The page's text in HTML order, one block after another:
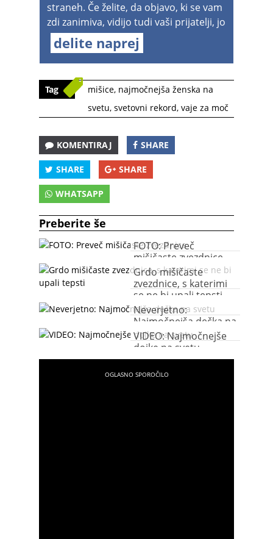
straneh. Če želite, da objavo, ki se vam
zdi zanimiva, vidijo tudi vaši prijatelji, jo
delite naprej
Tag mišice, najmočnejša ženska na
svetu, svetovni rekord, vaje za moč
KOMENTIRAJ SHARE
SHARE SHARE
WHATSAPP
Preberite še
FOTO: Preveč
mišičaste zvezdnice
Grdo mišičaste
zvezdnice, s katerimi
se ne bi upali tepsti
Neverjetno:
Najmočnejša dečka na
svetu
VIDEO: Najmočnejše
dojke na svetu